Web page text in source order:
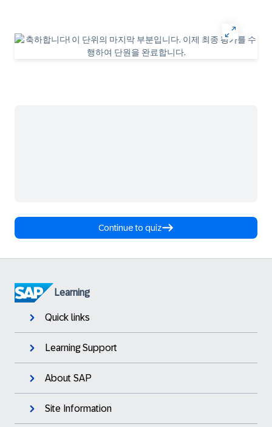
Continue to quiz
Learning
Quick links
Learning Support
About SAP
Site Information